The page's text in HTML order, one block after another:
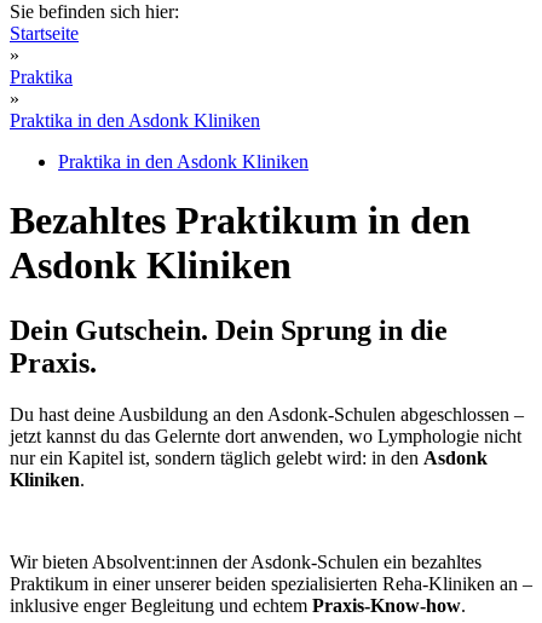
Sie befinden sich hier:
Startseite
»
Praktika
»
Praktika in den Asdonk Kliniken
Praktika in den Asdonk Kliniken
Bezahltes Praktikum in den
Asdonk Kliniken
Dein Gutschein. Dein Sprung in die
Praxis.
Du hast deine Ausbildung an den Asdonk-Schulen abgeschlossen –
jetzt kannst du das Gelernte dort anwenden, wo Lymphologie nicht
nur ein Kapitel ist, sondern täglich gelebt wird: in den Asdonk
Kliniken.
Wir bieten Absolvent:innen der Asdonk-Schulen ein bezahltes
Praktikum in einer unserer beiden spezialisierten Reha-Kliniken an –
inklusive enger Begleitung und echtem Praxis-Know-how.